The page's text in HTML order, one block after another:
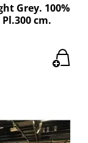
Grey. 100%
cm.